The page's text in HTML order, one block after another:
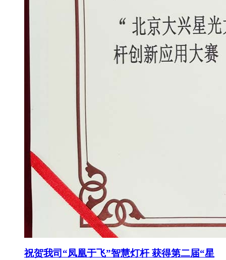
祝贺我司“凤凰于飞”智慧灯杆 获得第二届“星